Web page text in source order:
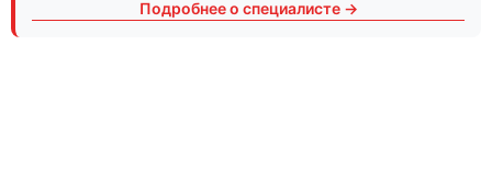
Подробнее о специалисте →